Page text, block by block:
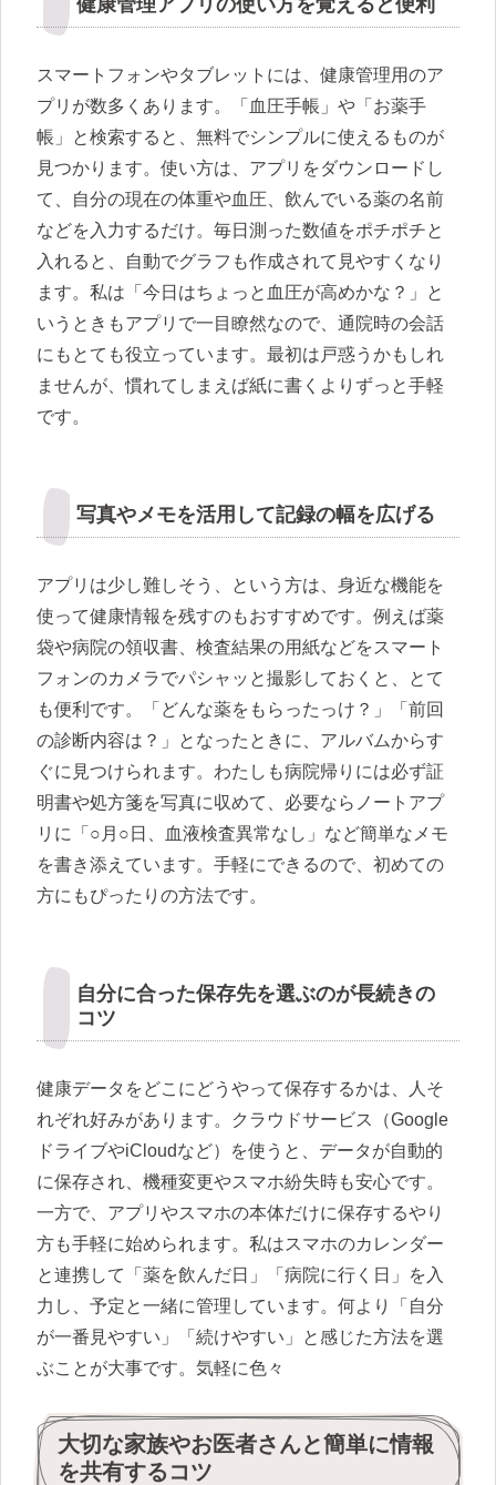
スマートフォンやタブレットには、健康管理用のア
プリが数多くあります。「血圧手帳」や「お薬手
帳」と検索すると、無料でシンプルに使えるものが
見つかります。使い方は、アプリをダウンロードし
て、自分の現在の体重や血圧、飲んでいる薬の名前
などを入力するだけ。毎日測った数値をポチポチと
入れると、自動でグラフも作成されて見やすくなり
ます。私は「今日はちょっと血圧が高めかな？」と
いうときもアプリで一目瞭然なので、通院時の会話
にもとても役立っています。最初は戸惑うかもしれ
ませんが、慣れてしまえば紙に書くよりずっと手軽
です。
写真やメモを活用して記録の幅を広げる
アプリは少し難しそう、という方は、身近な機能を
使って健康情報を残すのもおすすめです。例えば薬
袋や病院の領収書、検査結果の用紙などをスマート
フォンのカメラでパシャッと撮影しておくと、とて
も便利です。「どんな薬をもらったっけ？」「前回
の診断内容は？」となったときに、アルバムからす
ぐに見つけられます。わたしも病院帰りには必ず証
明書や処方箋を写真に収めて、必要ならノートアプ
リに「○月○日、血液検査異常なし」など簡単なメモ
を書き添えています。手軽にできるので、初めての
方にもぴったりの方法です。
自分に合った保存先を選ぶのが長続きの
コツ
健康データをどこにどうやって保存するかは、人そ
れぞれ好みがあります。クラウドサービス（Google
ドライブやiCloudなど）を使うと、データが自動的
に保存され、機種変更やスマホ紛失時も安心です。
一方で、アプリやスマホの本体だけに保存するやり
方も手軽に始められます。私はスマホのカレンダー
と連携して「薬を飲んだ日」「病院に行く日」を入
力し、予定と一緒に管理しています。何より「自分
が一番見やすい」「続けやすい」と感じた方法を選
ぶことが大事です。気軽に色々
大切な家族やお医者さんと簡単に情報
を共有するコツ